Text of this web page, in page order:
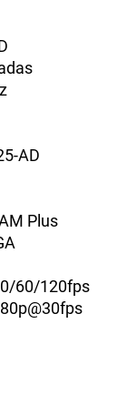
AD
Plus
60/120fps